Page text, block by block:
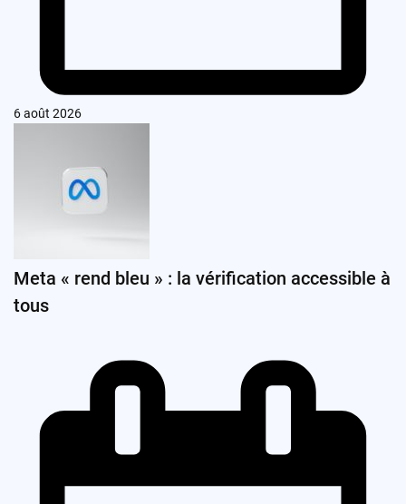
6 août 2026
Meta « rend bleu » : la vérification accessible à
tous